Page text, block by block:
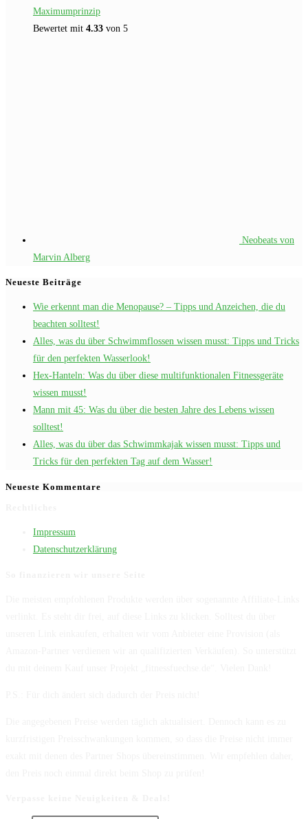
Maximumprinzip
Bewertet mit 4.33 von 5
Neobeats von
Marvin Alberg
Neueste Beiträge
Wie erkennt man die Menopause? – Tipps und Anzeichen, die du
beachten solltest!
Alles, was du über Schwimmflossen wissen musst: Tipps und Tricks
für den perfekten Wasserlook!
Hex-Hanteln: Was du über diese multifunktionalen Fitnessgeräte
wissen musst!
Mann mit 45: Was du über die besten Jahre des Lebens wissen
solltest!
Alles, was du über das Schwimmkajak wissen musst: Tipps und
Tricks für den perfekten Tag auf dem Wasser!
Neueste Kommentare
Impressum
Datenschutzerklärung